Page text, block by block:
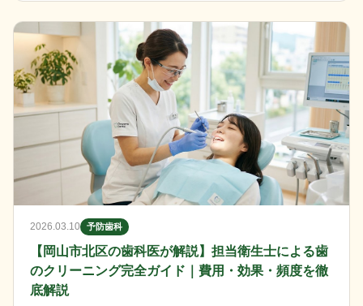
2026.03.10 予防歯科
【岡山市北区の歯科医が解説】担当衛生士による歯
のクリーニング完全ガイド｜費用・効果・頻度を徹
底解説